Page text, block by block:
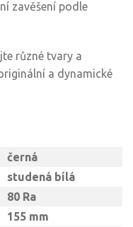
zavěšení podle
různé tvary a
a dynamické
černá
studená bílá
80 Ra
155 mm